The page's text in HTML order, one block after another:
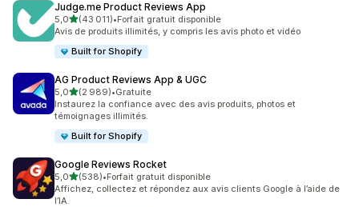
Judge.me Product Reviews App
5,0étoile(s) sur 5
(43 011)
43011 avis au total
•Forfait gratuit disponible
Avis de produits illimités, y compris les avis photo et vidéo
Built for Shopify
AG Product Reviews App & UGC
5,0étoile(s) sur 5
(2 989)
2989 avis au total
•Gratuite
Instaurez la confiance avec des avis produits, photos et
témoignages illimités.
Built for Shopify
Google Reviews Rocket
5,0étoile(s) sur 5
(538)
538 avis au total
•Forfait gratuit disponible
Affichez, collectez et répondez aux avis clients Google à l’aide de
l’IA.